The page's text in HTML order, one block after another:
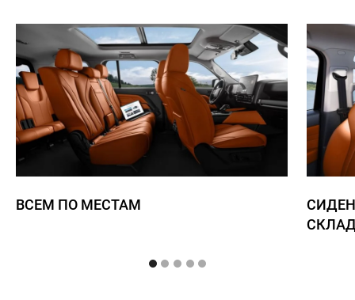
ВСЕМ ПО МЕСТАМ